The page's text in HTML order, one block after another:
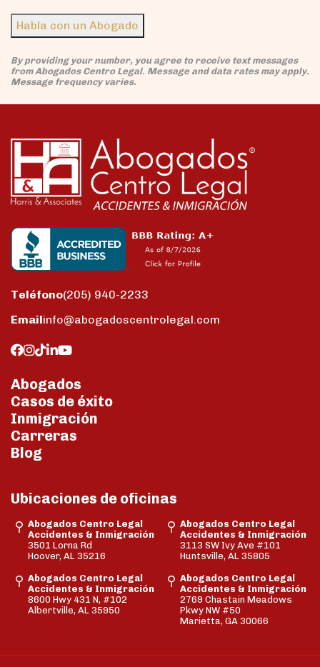
Habla con un Abogado
By providing your number, you agree to receive text messages
from Abogados Centro Legal. Message and data rates may apply.
Message frequency varies.
Teléfono(205) 940-2233
Emailinfo@abogadoscentrolegal.com
Abogados
Casos de éxito
Inmigración
Carreras
Blog
Ubicaciones de oficinas
Abogados Centro Legal
Accidentes & Inmigración
3501 Lorna Rd
Hoover, AL 35216
Abogados Centro Legal
Accidentes & Inmigración
3113 SW Ivy Ave #101
Huntsville, AL 35805
Abogados Centro Legal
Accidentes & Inmigración
8600 Hwy 431 N, #102
Albertville, AL 35950
Abogados Centro Legal
Accidentes & Inmigración
2769 Chastain Meadows
Pkwy NW #50
Marietta, GA 30066